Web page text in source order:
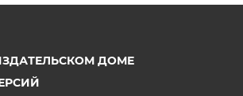
ДОМЕ